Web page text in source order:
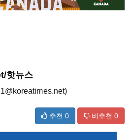
핫뉴스
추천 0 비추천 0